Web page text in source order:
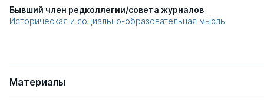
Бывший член редколлегии/совета журналов
Историческая и социально-образовательная мысль
Материалы